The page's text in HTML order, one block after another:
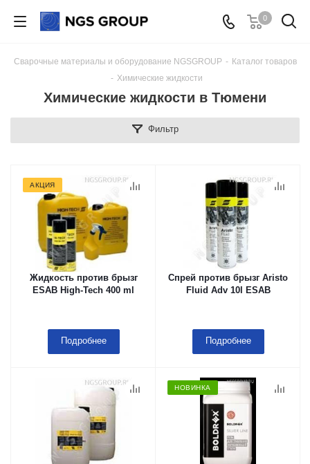
0
Сварочные материалы и оборудование NGSGROUP - Каталог товаров
- Химические жидкости
Химические жидкости в Тюмени
Фильтр
АКЦИЯ
Жидкость против брызг
ESAB High-Tech 400 ml
Подробнее
Спрей против брызг Aristo
Fluid Adv 10l ESAB
Подробнее
НОВИНКА